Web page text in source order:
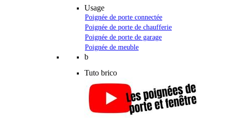
Usage
Poignée de porte connectée
Poignée de porte de chaufferie
Poignée de porte de garage
Poignée de meuble
b
Tuto brico